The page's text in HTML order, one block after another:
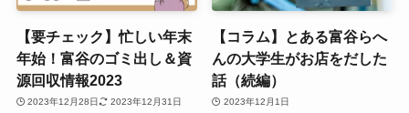
【要チェック】忙しい年末
年始！富谷のゴミ出し＆資
源回収情報2023
2023年12月28日 2023年12月31日
【コラム】とある富谷らへ
んの大学生がお店をだした
話（続編）
2023年12月1日